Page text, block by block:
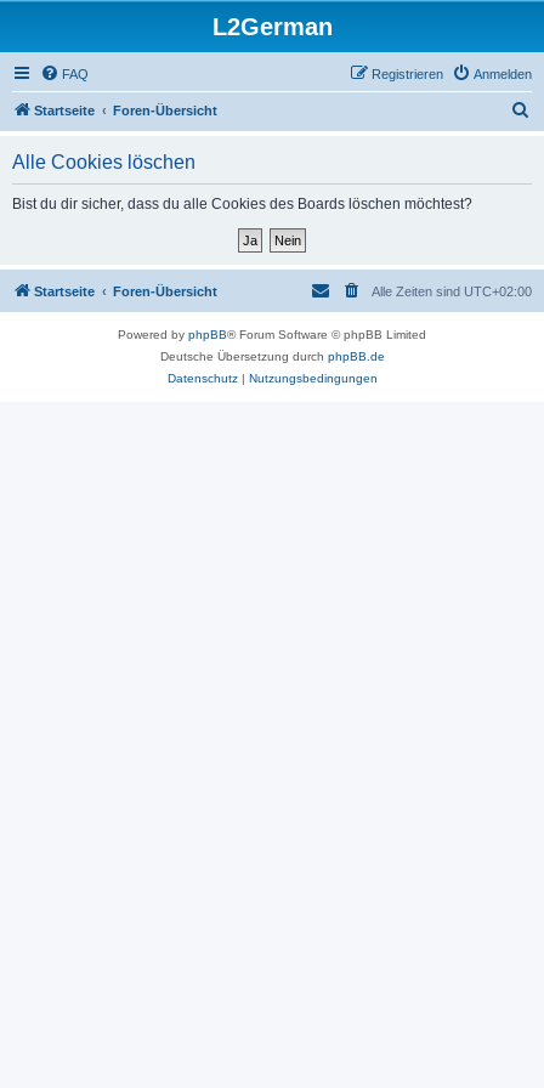
L2German
FAQ Anmelden
Registrieren
Startseite Foren-Übersicht
Alle Cookies löschen
Bist du dir sicher, dass du alle Cookies des Boards löschen möchtest?
Startseite Foren-Übersicht Alle Zeiten sind UTC+02:00
Powered by phpBB® Forum Software © phpBB Limited
Deutsche Übersetzung durch phpBB.de
Datenschutz| Nutzungsbedingungen